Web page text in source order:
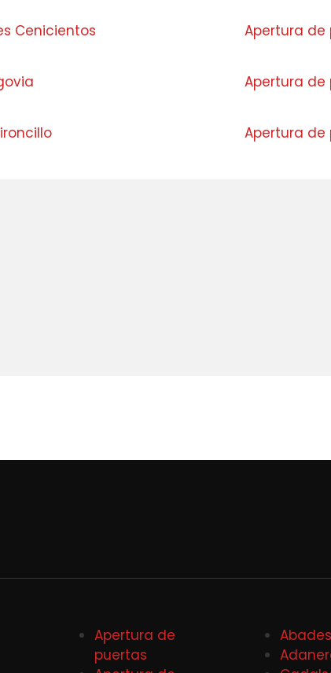
Cenicientos Apertura de
Apertura de
Apertura de
Apertura de
puertas
Abades